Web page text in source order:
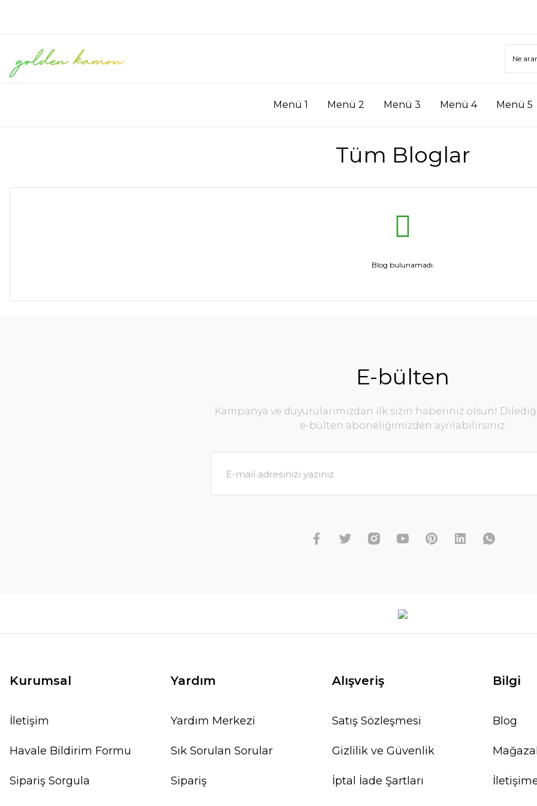
Menü 1 Menü 2 Menü 3 Menü 4 Menü 5
Tüm Bloglar
Blog bulunamadı.
E-bülten
Kampanya ve duyurularımızdan ilk sizin haberiniz olsun!
e-bülten aboneliğimizden ayrılabilirsiniz.
Kurumsal
İletişim
Havale Bildirim Formu
Sipariş Sorgula
Yardım
Yardım Merkezi
Sık Sorulan Sorular
Sipariş
Alışveriş
Satış Sözleşmesi
Gizlilik ve Güvenlik
İptal İade Şartları
Bilgi
Blog